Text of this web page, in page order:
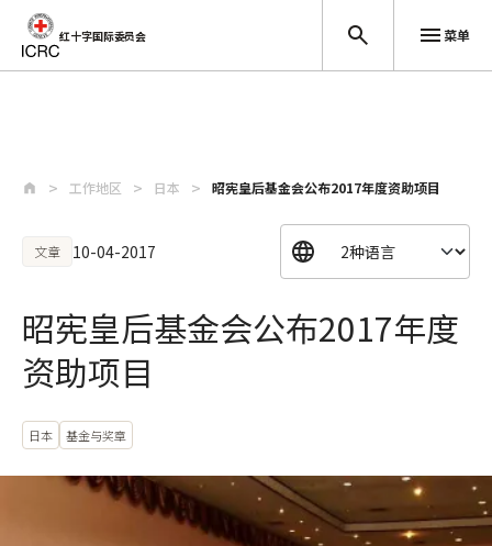
红十字国际委员会 菜单
工作地区 日本 昭宪皇后基金会公布2017年度资助项目
文章 10-04-2017
昭宪皇后基金会公布2017年度
资助项目
日本 基金与奖章